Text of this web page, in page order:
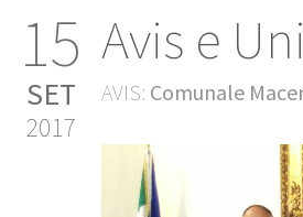
15
SET
2017
Avis e
AVIS: Comunale